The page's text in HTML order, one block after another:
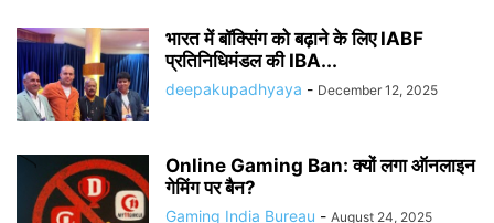
भारत में बॉक्सिंग को बढ़ाने के लिए IABF
प्रतिनिधिमंडल की IBA...
deepakupadhyaya - December 12, 2025
Online Gaming Ban: क्यों लगा ऑनलाइन
गेमिंग पर बैन?
Gaming India Bureau - August 24, 2025